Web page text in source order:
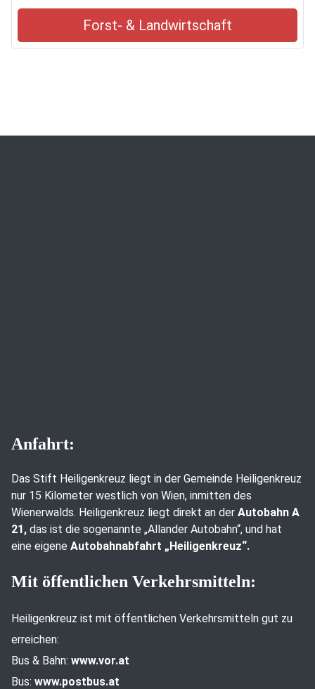
Forst- & Landwirtschaft
Anfahrt:
Das Stift Heiligenkreuz liegt in der Gemeinde Heiligenkreuz
nur 15 Kilometer westlich von Wien, inmitten des
Wienerwalds. Heiligenkreuz liegt direkt an der Autobahn A
21, das ist die sogenannte „Allander Autobahn“, und hat
eine eigene Autobahnabfahrt „Heiligenkreuz“.
Mit öffentlichen Verkehrsmitteln:
Heiligenkreuz ist mit öffentlichen Verkehrsmitteln gut zu
erreichen:
Bus & Bahn: www.vor.at
Bus: www.postbus.at